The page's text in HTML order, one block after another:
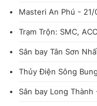
Masteri An Phú -
Trạm Trộn: SMC,
Sân bay Tân Sơn
Thủy Điện Sông
Sân bay Long